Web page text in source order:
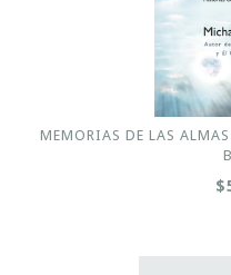
MEMORIAS DE LAS